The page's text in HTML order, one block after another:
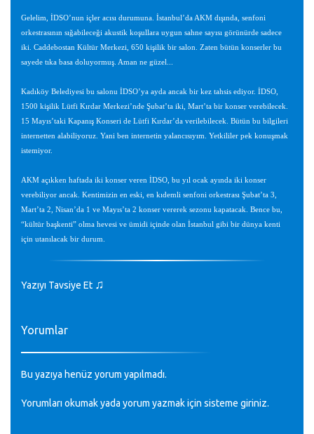
Gelelim, İDSO’nun içler acısı durumuna. İstanbul’da AKM dışında, senfoni
orkestrasının sığabileceği akustik koşullara uygun sahne sayısı görünürde sadece
iki. Caddebostan Kültür Merkezi, 650 kişilik bir salon. Zaten bütün konserler bu
sayede tıka basa doluyormuş. Aman ne güzel...
Kadıköy Belediyesi bu salonu İDSO’ya ayda ancak bir kez tahsis ediyor. İDSO,
1500 kişilik Lütfi Kırdar Merkezi’nde Şubat’ta iki, Mart’ta bir konser verebilecek.
15 Mayıs’taki Kapanış Konseri de Lütfi Kırdar’da verilebilecek. Bütün bu bilgileri
internetten alabiliyoruz. Yani ben internetin yalancısıyım. Yetkililer pek konuşmak
istemiyor.
AKM açıkken haftada iki konser veren İDSO, bu yıl ocak ayında iki konser
verebiliyor ancak. Kentimizin en eski, en kıdemli senfoni orkestrası Şubat’ta 3,
Mart’ta 2, Nisan’da 1 ve Mayıs’ta 2 konser vererek sezonu kapatacak. Bence bu,
“kültür başkenti” olma hevesi ve ümidi içinde olan İstanbul gibi bir dünya kenti
için utanılacak bir durum.
Yazıyı Tavsiye Et ♫
Yorumlar
Bu yazıya henüz yorum yapılmadı.
Yorumları okumak yada yorum yazmak için sisteme giriniz.